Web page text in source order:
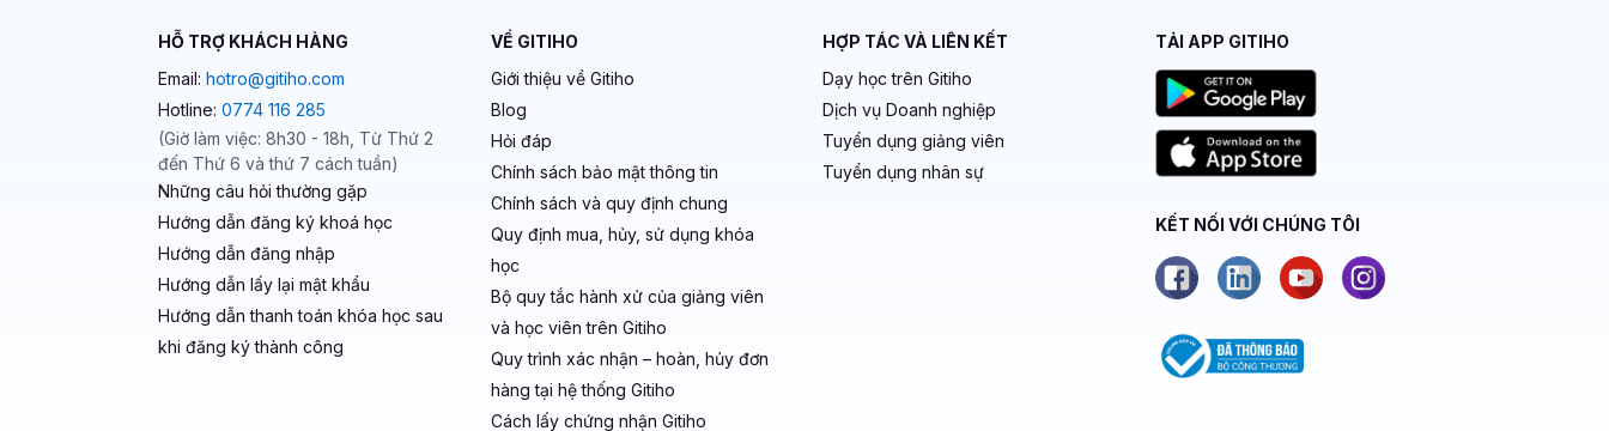
HỖ TRỢ KHÁCH HÀNG
Email: hotro@gitiho.com
Hotline: 0774 116 285
(Giờ làm việc: 8h30 - 18h, Từ Thứ 2
đến Thứ 6 và thứ 7 cách tuần)
Những câu hỏi thường gặp
Hướng dẫn đăng ký khoá học
Hướng dẫn đăng nhập
Hướng dẫn lấy lại mật khẩu
Hướng dẫn thanh toán khóa học sau
khi đăng ký thành công
VỀ GITIHO
Giới thiệu về Gitiho
Blog
Hỏi đáp
Chính sách bảo mật thông tin
Chính sách và quy định chung
Quy định mua, hủy, sử dụng khóa
học
Bộ quy tắc hành xử của giảng viên
và học viên trên Gitiho
Quy trình xác nhận – hoàn, hủy đơn
hàng tại hệ thống Gitiho
Cách lấy chứng nhận Gitiho
HỢP TÁC VÀ LIÊN KẾT
Dạy học trên Gitiho
Dịch vụ Doanh nghiệp
Tuyển dụng giảng viên
Tuyển dụng nhân sự
TẢI APP GITIHO
KẾT NỐI VỚI CHÚNG TÔI